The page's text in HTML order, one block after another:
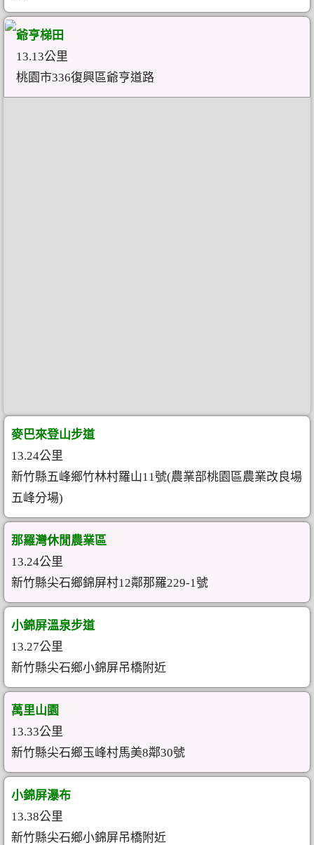
爺亨梯田
13.13公里
桃園市336復興區爺亨道路
麥巴來登山步道
13.24公里
新竹縣五峰鄉竹林村羅山11號(農業部桃園區農業改良場
五峰分場)
那羅灣休閒農業區
13.24公里
新竹縣尖石鄉錦屏村12鄰那羅229-1號
小錦屏溫泉步道
13.27公里
新竹縣尖石鄉小錦屏吊橋附近
萬里山園
13.33公里
新竹縣尖石鄉玉峰村馬美8鄰30號
小錦屏瀑布
13.38公里
新竹縣尖石鄉小錦屏吊橋附近